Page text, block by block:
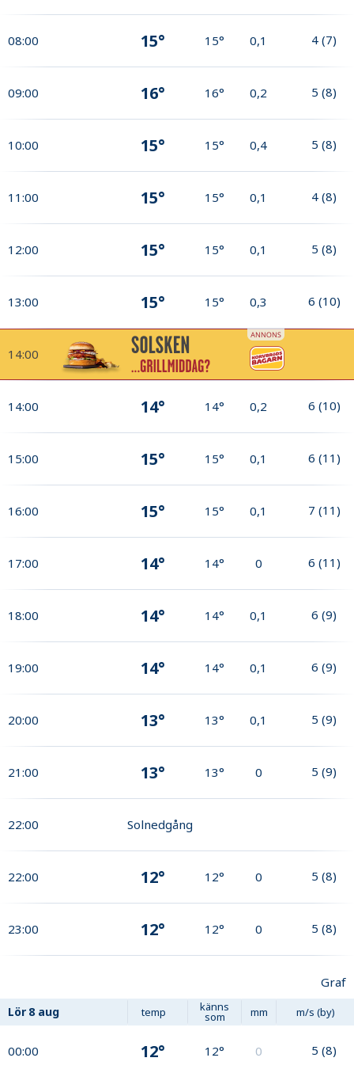
08:00 15° 15° 0,1 4 (7)
09:00 16° 16° 0,2 5 (8)
10:00 15° 15° 0,4 5 (8)
11:00 15° 15° 0,1 4 (8)
12:00 15° 15° 0,1 5 (8)
13:00 15° 15° 0,3 6 (10)
14:00
14:00 14° 14° 0,2 6 (10)
15:00 15° 15° 0,1 6 (11)
16:00 15° 15° 0,1 7 (11)
17:00 14° 14° 0 6 (11)
18:00 14° 14° 0,1 6 (9)
19:00 14° 14° 0,1 6 (9)
20:00 13° 13° 0,1 5 (9)
21:00 13° 13° 0 5 (9)
22:00 Solnedgång
22:00 12° 12° 0 5 (8)
23:00 12° 12° 0 5 (8)
Graf
Lör 8 aug temp känns
som mm m/s (by)
00:00 12° 12° 0 5 (8)